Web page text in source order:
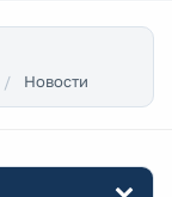
Новости